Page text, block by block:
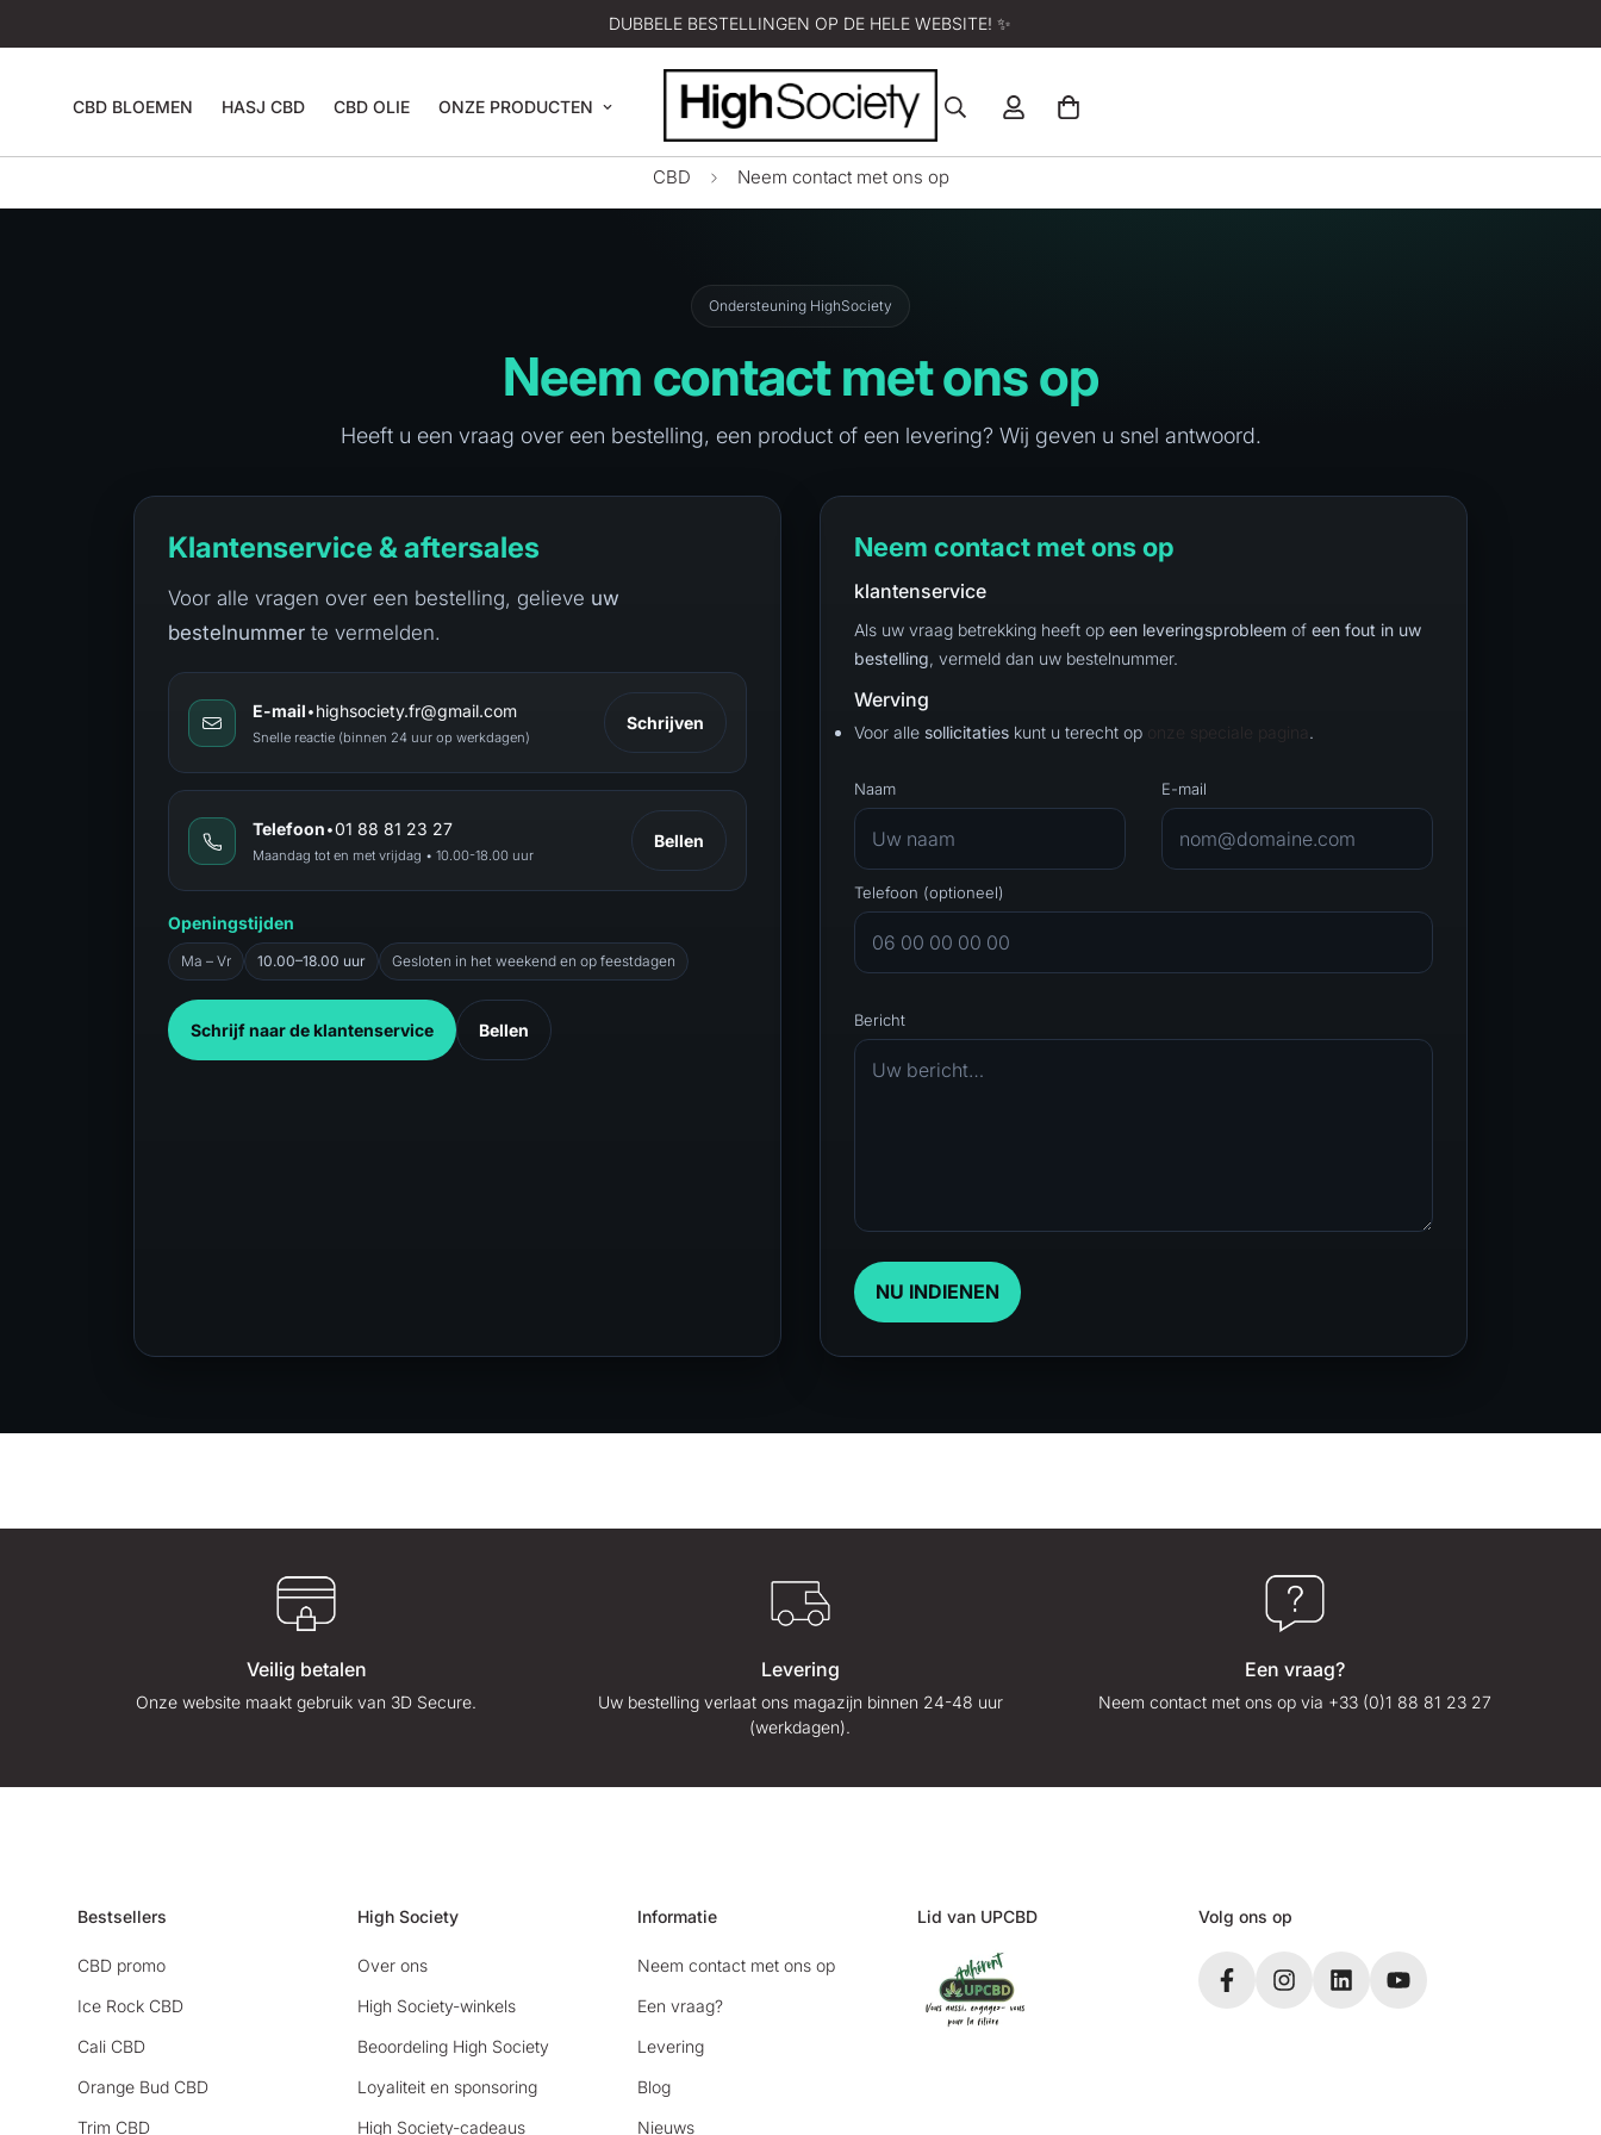
DUBBELE BESTELLINGEN OP DE HELE WEBSITE! ✨
CBD BLOEMEN HASJ CBD CBD OLIE ONZE PRODUCTEN
CBD Neem contact met ons op
Ondersteuning HighSociety
Neem contact met ons op
Heeft u een vraag over een bestelling, een product of een levering? Wij geven u snel antwoord.
Klantenservice & aftersales
Voor alle vragen over een bestelling, gelieve uw
bestelnummer te vermelden.
E-mail•highsociety.fr@gmail.com
Snelle reactie (binnen 24 uur op werkdagen)
Schrijven
Telefoon•01 88 81 23 27
Maandag tot en met vrijdag • 10.00-18.00 uur
Bellen
Openingstijden
Ma – Vr 10.00–18.00 uur Gesloten in het weekend en op feestdagen
Schrijf naar de klantenservice Bellen
Neem contact met ons op
klantenservice
Als uw vraag betrekking heeft op een leveringsprobleem of een fout in uw
bestelling , vermeld dan uw bestelnummer.
Werving
Voor alle sollicitaties kunt u terecht op onze speciale pagina .
Naam E-mail
Telefoon (optioneel)
Bericht
NU INDIENEN
Veilig betalen
Onze website maakt gebruik van 3D Secure.
Levering
Uw bestelling verlaat ons magazijn binnen 24-48 uur
(werkdagen).
Een vraag?
Neem contact met ons op via +33 (0)1 88 81 23 27
Bestsellers
CBD promo
Ice Rock CBD
Cali CBD
Orange Bud CBD
Trim CBD
High Society
Over ons
High Society-winkels
Beoordeling High Society
Loyaliteit en sponsoring
High Society-cadeaus
Informatie
Neem contact met ons op
Een vraag?
Levering
Blog
Nieuws
Lid van UPCBD Volg ons op